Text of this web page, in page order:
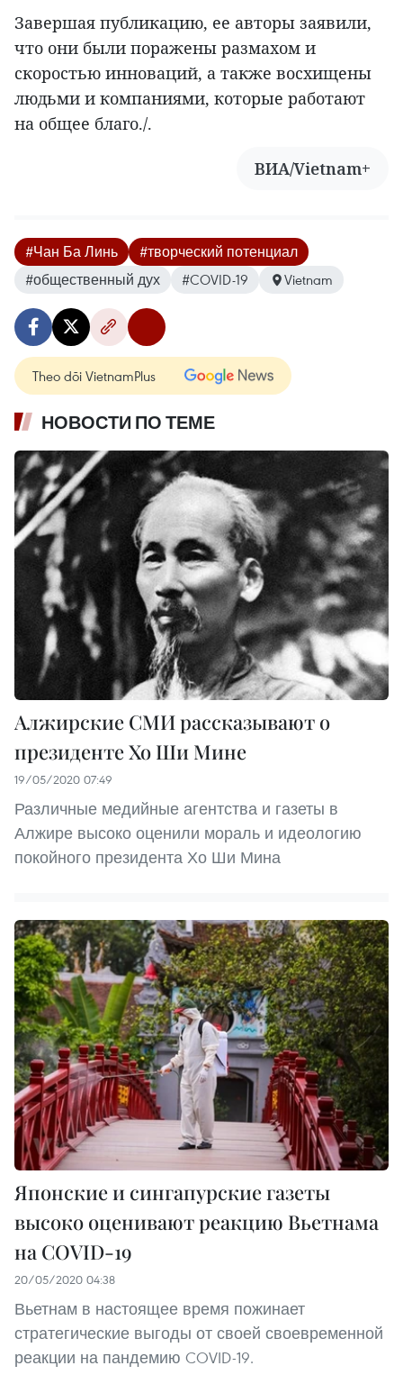
Завершая публикацию, ее авторы заявили,
что они были поражены размахом и
скоростью инноваций, а также восхищены
людьми и компаниями, которые работают
на общее благо./.
ВИА/Vietnam+
#Чан Ба Линь
#творческий потенциал
#общественный дух
#COVID-19 Vietnam
Theo dõi VietnamPlus
НОВОСТИ ПО ТЕМЕ
Алжирские СМИ рассказывают о
президенте Хо Ши Мине
19/05/2020 07:49
Различные медийные агентства и газеты в
Алжире высоко оценили мораль и идеологию
покойного президента Хо Ши Мина
Японские и сингапурские газеты
высоко оценивают реакцию Вьетнама
на COVID-19
20/05/2020 04:38
Вьетнам в настоящее время пожинает
стратегические выгоды от своей своевременной
реакции на пандемию COVID-19.